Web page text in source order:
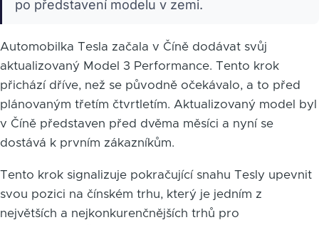
po představení modelu v zemi.
Automobilka Tesla začala v Číně dodávat svůj
aktualizovaný Model 3 Performance. Tento krok
přichází dříve, než se původně očekávalo, a to před
plánovaným třetím čtvrtletím. Aktualizovaný model byl
v Číně představen před dvěma měsíci a nyní se
dostává k prvním zákazníkům.
Tento krok signalizuje pokračující snahu Tesly upevnit
svou pozici na čínském trhu, který je jedním z
největších a nejkonkurenčnějších trhů pro